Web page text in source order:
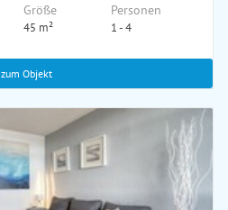
Größe
45 m²
Personen
1 - 4
zum Objekt